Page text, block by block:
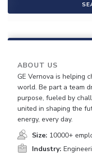
ABOUT US
GE Vernova is helping
world. Be part a team
purpose, fueled by
united in shaping the
energy, every day.
Size: 10000+
Industry: